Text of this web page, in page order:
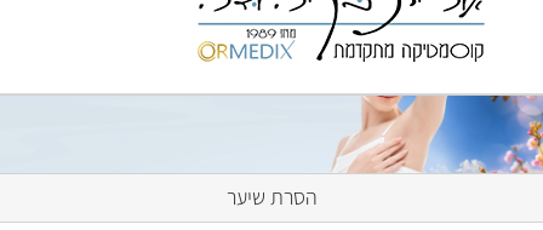
הסרת שיער